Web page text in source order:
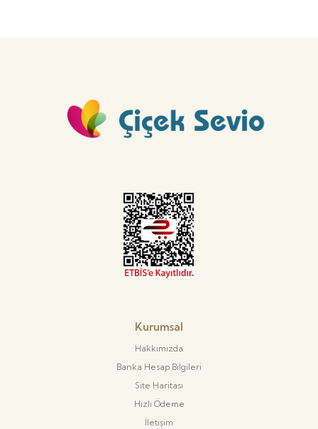
Kurumsal
Hakkımızda
Banka Hesap Bilgileri
Site Haritası
Hızlı Ödeme
İletişim